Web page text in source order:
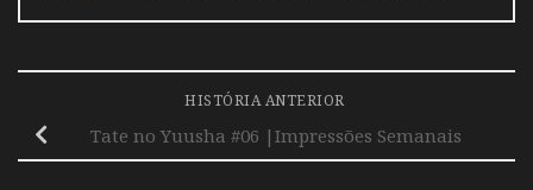
HISTÓRIA ANTERIOR
Tate no Yuusha #06 |Impressões Semanais